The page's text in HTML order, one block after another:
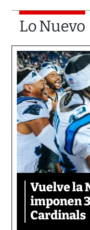
Lo Nuevo
Vuelve la
imponen
Cardinals